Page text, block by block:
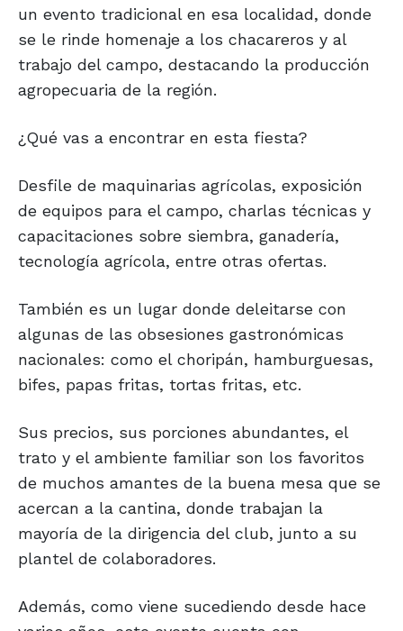
un evento tradicional en esa localidad, donde
se le rinde homenaje a los chacareros y al
trabajo del campo, destacando la producción
agropecuaria de la región.
¿Qué vas a encontrar en esta fiesta?
Desfile de maquinarias agrícolas, exposición
de equipos para el campo, charlas técnicas y
capacitaciones sobre siembra, ganadería,
tecnología agrícola, entre otras ofertas.
También es un lugar donde deleitarse con
algunas de las obsesiones gastronómicas
nacionales: como el choripán, hamburguesas,
bifes, papas fritas, tortas fritas, etc.
Sus precios, sus porciones abundantes, el
trato y el ambiente familiar son los favoritos
de muchos amantes de la buena mesa que se
acercan a la cantina, donde trabajan la
mayoría de la dirigencia del club, junto a su
plantel de colaboradores.
Además, como viene sucediendo desde hace